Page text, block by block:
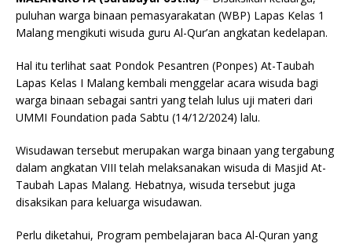
puluhan warga binaan pemasyarakatan (WBP) Lapas Kelas 1
Malang mengikuti wisuda guru Al-Qur’an angkatan kedelapan.
Hal itu terlihat saat Pondok Pesantren (Ponpes) At-Taubah
Lapas Kelas I Malang kembali menggelar acara wisuda bagi
warga binaan sebagai santri yang telah lulus uji materi dari
UMMI Foundation pada Sabtu (14/12/2024) lalu.
Wisudawan tersebut merupakan warga binaan yang tergabung
dalam angkatan VIII telah melaksanakan wisuda di Masjid At-
Taubah Lapas Malang. Hebatnya, wisuda tersebut juga
disaksikan para keluarga wisudawan.
Perlu diketahui, Program pembelajaran baca Al-Quran yang